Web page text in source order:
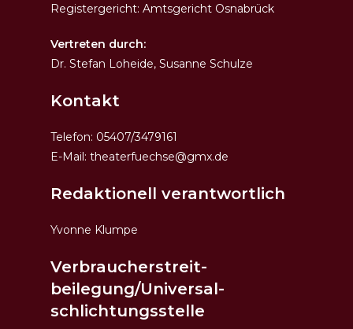
Registergericht: Amtsgericht Osnabrück
Vertreten durch:
Dr. Stefan Loheide, Susanne Schulze
Kontakt
Telefon: 05407/3479161
E-Mail: theaterfuechse@gmx.de
Redaktionell verantwortlich
Yvonne Klumpe
Verbraucher­streit­
beilegung/Universal­
schlichtungs­stelle